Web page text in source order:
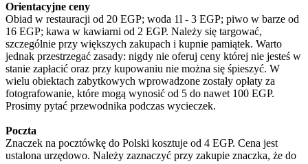
Orientacyjne ceny
Obiad w restauracji od 20 EGP; woda 1l - 3 EGP; piwo w barze od
16 EGP; kawa w kawiarni od 2 EGP. Należy się targować,
szczególnie przy większych zakupach i kupnie pamiątek. Warto
jednak przestrzegać zasady: nigdy nie oferuj ceny której nie jesteś w
stanie zapłacić oraz przy kupowaniu nie można się śpieszyć. W
wielu obiektach zabytkowych wprowadzone zostały opłaty za
fotografowanie, które mogą wynosić od 5 do nawet 100 EGP.
Prosimy pytać przewodnika podczas wycieczek.
Poczta
Znaczek na pocztówkę do Polski kosztuje od 4 EGP. Cena jest
ustalona urzędowo. Należy zaznaczyć przy zakupie znaczka, że do